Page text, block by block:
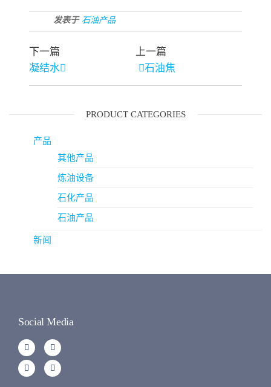
发表于 石油产品
上一篇
石油焦
下一篇
凝结水
PRODUCT CATEGORIES
产品
其他产品
炼油设备
石化产品
石油产品
新闻
Social Media